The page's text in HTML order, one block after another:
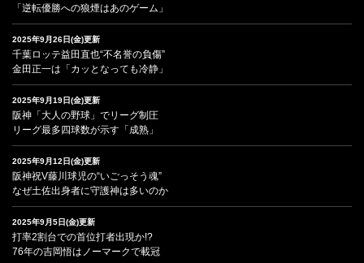
「逆転優勝への狼煙はあのゲーム」
2025年9月26日(金)更新
千葉ロッテ益田直也“不名誉の負傷”
金田正一は「カッとなっても冷静」
2025年9月19日(金)更新
阪神「大人の野球」でリーグ制圧
リーグ最多四球数が示す「成熟」
2025年9月12日(金)更新
阪神祝V藤川球児の“いごっそう魂”
なぜ土佐出身者に守護神は多いのか
2025年9月5日(金)更新
打率2割台での首位打者出現か!?
76年の吉岡悟はノーマークで載冠